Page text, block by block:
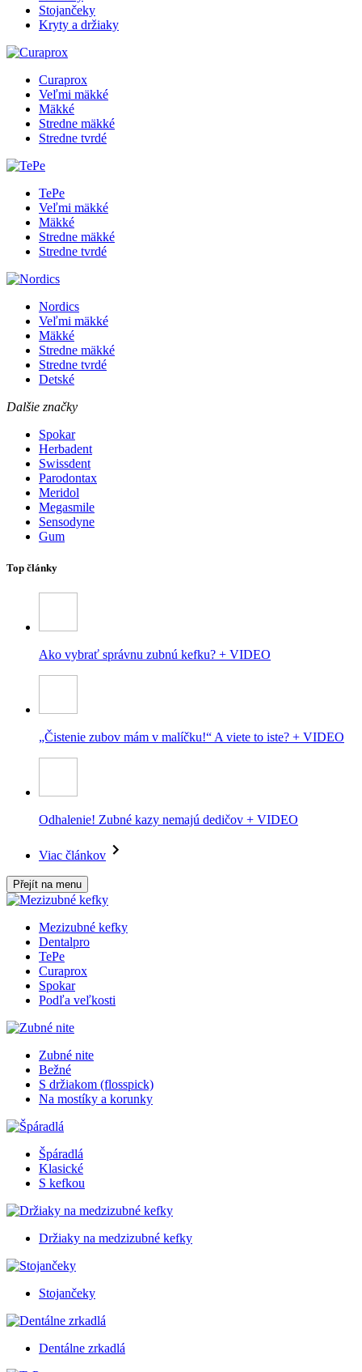
Stojančeky
Kryty a držiaky
Curaprox
Veľmi mäkké
Mäkké
Stredne mäkké
Stredne tvrdé
TePe
Veľmi mäkké
Mäkké
Stredne mäkké
Stredne tvrdé
Nordics
Veľmi mäkké
Mäkké
Stredne mäkké
Stredne tvrdé
Detské
Dalšie značky
Spokar
Herbadent
Swissdent
Parodontax
Meridol
Megasmile
Sensodyne
Gum
Top články
Ako vybrať správnu zubnú kefku? + VIDEO
„Čistenie zubov mám v malíčku!“ A viete to iste? + VIDEO
Odhalenie! Zubné kazy nemajú dedičov + VIDEO
Viac článkov
Přejít na menu
Mezizubné kefky
Dentalpro
TePe
Curaprox
Spokar
Podľa veľkosti
Zubné nite
Bežné
S držiakom (flosspick)
Na mostíky a korunky
Špáradlá
Klasické
S kefkou
Držiaky na medzizubné kefky
Stojančeky
Dentálne zrkadlá